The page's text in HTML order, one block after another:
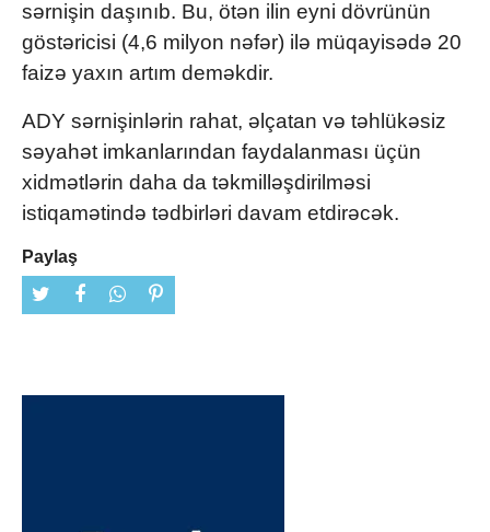
sərnişin daşınıb. Bu, ötən ilin eyni dövrünün
göstəricisi (4,6 milyon nəfər) ilə müqayisədə 20
faizə yaxın artım deməkdir.
ADY sərnişinlərin rahat, əlçatan və təhlükəsiz
səyahət imkanlarından faydalanması üçün
xidmətlərin daha da təkmilləşdirilməsi
istiqamətində tədbirləri davam etdirəcək.
Paylaş